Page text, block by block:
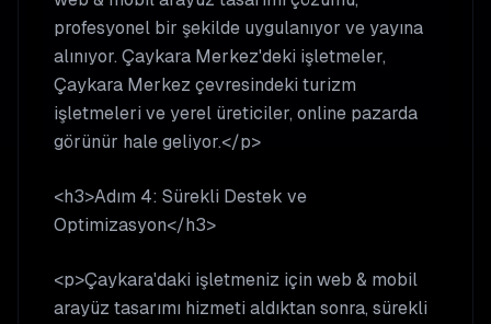
profesyonel bir şekilde uygulanıyor ve yayına
alınıyor. Çaykara Merkez'deki işletmeler,
Çaykara Merkez çevresindeki turizm
işletmeleri ve yerel üreticiler, online pazarda
görünür hale geliyor.</p>
<h3>Adım 4: Sürekli Destek ve
Optimizasyon</h3>
<p>Çaykara'daki işletmeniz için web & mobil
arayüz tasarımı hizmeti aldıktan sonra, sürekli